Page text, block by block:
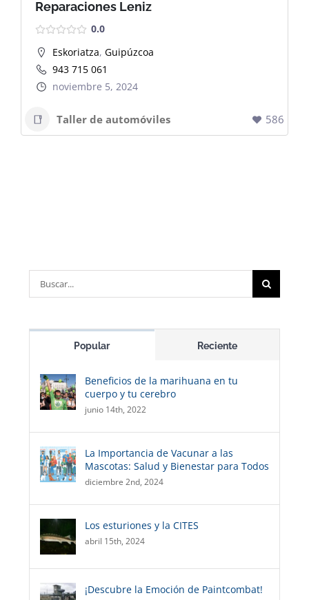
Reparaciones Leniz
0.0
Eskoriatza, Guipúzcoa
943 715 061
noviembre 5, 2024
Taller de automóviles 586
Buscar:
Popular Reciente
Beneficios de la marihuana en tu
cuerpo y tu cerebro
junio 14th, 2022
La Importancia de Vacunar a las
Mascotas: Salud y Bienestar para Todos
diciembre 2nd, 2024
Los esturiones y la CITES
abril 15th, 2024
¡Descubre la Emoción de Paintcombat!